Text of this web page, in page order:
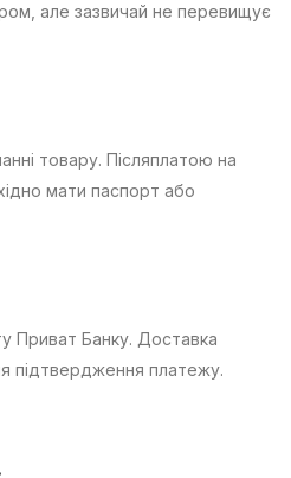
але зазвичай не перевищує
товару. Післяплатою на
мати паспорт або
Приват Банку. Доставка
підтвердження платежу.